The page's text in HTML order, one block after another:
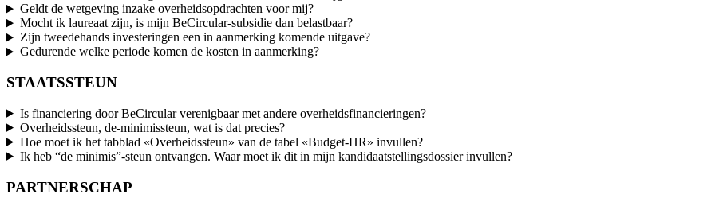
Geldt de wetgeving inzake overheidsopdrachten voor mij?
Mocht ik laureaat zijn, is mijn BeCircular-subsidie dan belastbaar?
Zijn tweedehands investeringen een in aanmerking komende uitgave?
Gedurende welke periode komen de kosten in aanmerking?
STAATSSTEUN
Is financiering door BeCircular verenigbaar met andere overheidsfinancieringen?
Overheidssteun, de-minimissteun, wat is dat precies?
Hoe moet ik het tabblad «Overheidssteun» van de tabel «Budget-HR» invullen?
Ik heb “de minimis”-steun ontvangen. Waar moet ik dit in mijn kandidaatstellingsdossier invullen?
PARTNERSCHAP